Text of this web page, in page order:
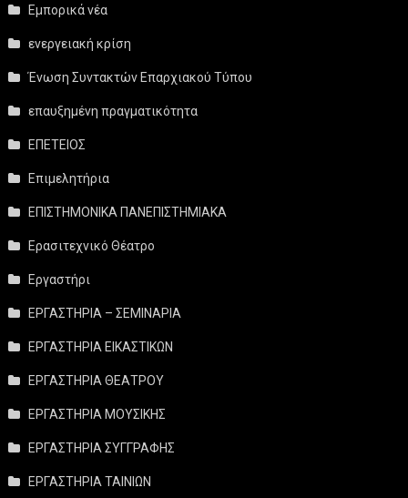
Εμπορικά νέα
ενεργειακή κρίση
Ένωση Συντακτών Επαρχιακού Τύπου
επαυξημένη πραγματικότητα
ΕΠΕΤΕΙΟΣ
Επιμελητήρια
ΕΠΙΣΤΗΜΟΝΙΚΑ ΠΑΝΕΠΙΣΤΗΜΙΑΚΑ
Ερασιτεχνικό Θέατρο
Εργαστήρι
ΕΡΓΑΣΤΗΡΙΑ – ΣΕΜΙΝΑΡΙΑ
ΕΡΓΑΣΤΗΡΙΑ ΕΙΚΑΣΤΙΚΩΝ
ΕΡΓΑΣΤΗΡΙΑ ΘΕΑΤΡΟΥ
ΕΡΓΑΣΤΗΡΙΑ ΜΟΥΣΙΚΗΣ
ΕΡΓΑΣΤΗΡΙΑ ΣΥΓΓΡΑΦΗΣ
ΕΡΓΑΣΤΗΡΙΑ ΤΑΙΝΙΩΝ